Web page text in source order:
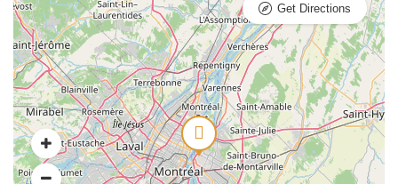
Get Directions